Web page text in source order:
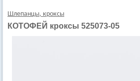
Шлепанцы, кроксы
КОТОФЕЙ кроксы 525073-05